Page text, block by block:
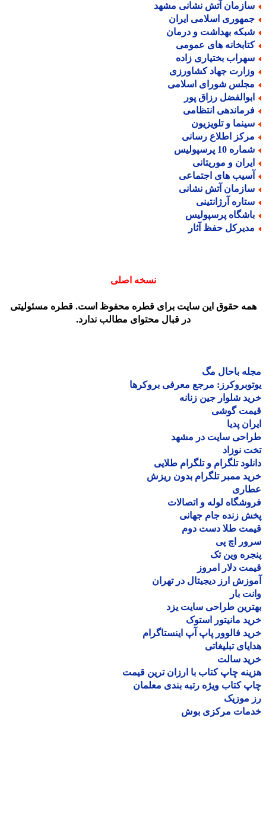
آتش نشانی مشهد
اسلامی ایران
بهداشت و درمان
های عمومی
بختیاری زاده
جهاد کشاورزی
شورای اسلامی
رزاق پور
انتظامی
و تلویزیون
اطلاع رسانی
10 پرسپولیس
و موریتانی
های اجتماعی
آتش نشانی
آرژانتینی
پرسپولیس
حفظ آثار
نسخه اصلی
حقوق این سایت برای قطره محفوظ است. قطره مسئولیتی
در قبال محتوای مطالب ندارد.
باحال مگ
مرجع معرفی بروکرها
شلوار جین زنانه
گوشی
پدیا
سایت در مشهد
نوزاد
تلگرام و تلگرام طلایی
ممبر تلگرام بدون ریزش
لوله و اتصالات
زنده جام جهانی
طلا دست دوم
اچ پی
وین تک
دلار امروز
ارز دیجیتال در تهران
بار
طراحی سایت یزد
مانیتور استوک
فالوور پاپ آپ اینستاگرام
تبلیغاتی
سالت
چاپ کتاب با ارزان ترین قیمت
کتاب ویژه رتبه بندی معلمان
موزیک
مرکزی بوش